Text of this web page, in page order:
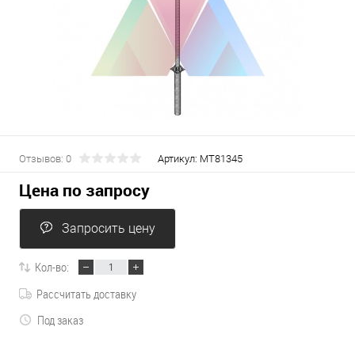
Отзывов: 0 Артикул: МТ81345
Цена по запросу
Запросить цену
Кол-во:
Рассчитать доставку
Под заказ